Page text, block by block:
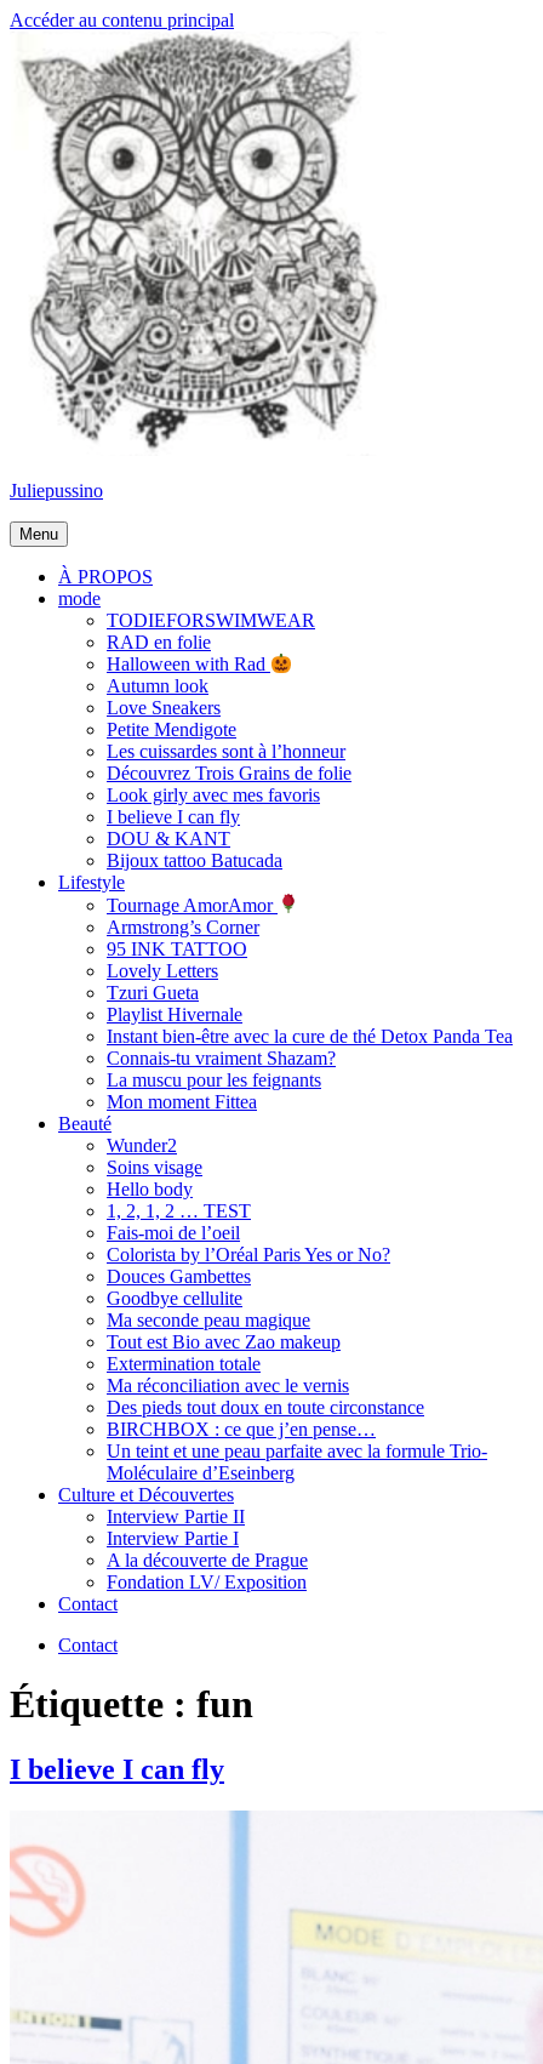
Accéder au contenu principal
Juliepussino
Menu
À PROPOS
mode
TODIEFORSWIMWEAR
RAD en folie
Halloween with Rad
Autumn look
Love Sneakers
Petite Mendigote
Les cuissardes sont à l’honneur
Découvrez Trois Grains de folie
Look girly avec mes favoris
I believe I can fly
DOU & KANT
Bijoux tattoo Batucada
Lifestyle
Tournage AmorAmor
Armstrong’s Corner
95 INK TATTOO
Lovely Letters
Tzuri Gueta
Playlist Hivernale
Instant bien-être avec la cure de thé Detox Panda Tea
Connais-tu vraiment Shazam?
La muscu pour les feignants
Mon moment Fittea
Beauté
Wunder2
Soins visage
Hello body
1, 2, 1, 2 … TEST
Fais-moi de l’oeil
Colorista by l’Oréal Paris Yes or No?
Douces Gambettes
Goodbye cellulite
Ma seconde peau magique
Tout est Bio avec Zao makeup
Extermination totale
Ma réconciliation avec le vernis
Des pieds tout doux en toute circonstance
BIRCHBOX : ce que j’en pense…
Un teint et une peau parfaite avec la formule Trio-
Moléculaire d’Eseinberg
Culture et Découvertes
Interview Partie II
Interview Partie I
A la découverte de Prague
Fondation LV/ Exposition
Contact
Contact
Étiquette : fun
I believe I can fly